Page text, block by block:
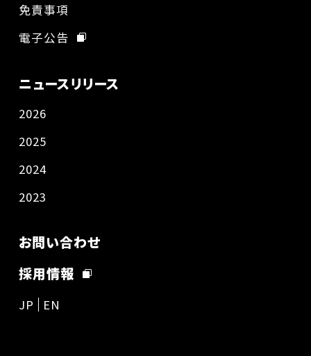
免責事項
電子公告
ニュースリリース
2026
2025
2024
2023
お問い合わせ
採用情報
JP EN